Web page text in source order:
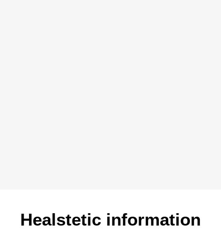
Healstetic information